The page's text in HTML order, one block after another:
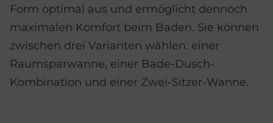
Form optimal aus und ermöglicht dennoch
maximalen Komfort beim Baden. Sie können
zwischen drei Varianten wählen: einer
Raumsparwanne, einer Bade-Dusch-
Kombination und einer Zwei-Sitzer-Wanne.